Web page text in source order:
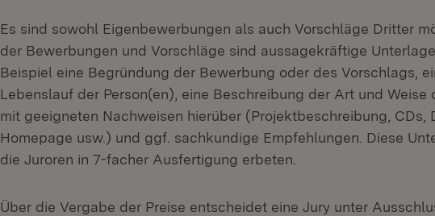
Es sind sowohl Eigenbewerbungen als auch Vorschläge Dritter
der Bewerbungen und Vorschläge sind aussagekräftige
Beispiel eine Begründung der Bewerbung oder des Vorschlags,
Lebenslauf der Person(en), eine Beschreibung der Art und Weise
mit geeigneten Nachweisen hierüber (Projektbeschreibung, CDs,
Homepage usw.) und ggf. sachkundige Empfehlungen. Diese
die Juroren in 7-facher Ausfertigung erbeten.
Über die Vergabe der Preise entscheidet eine Jury unter